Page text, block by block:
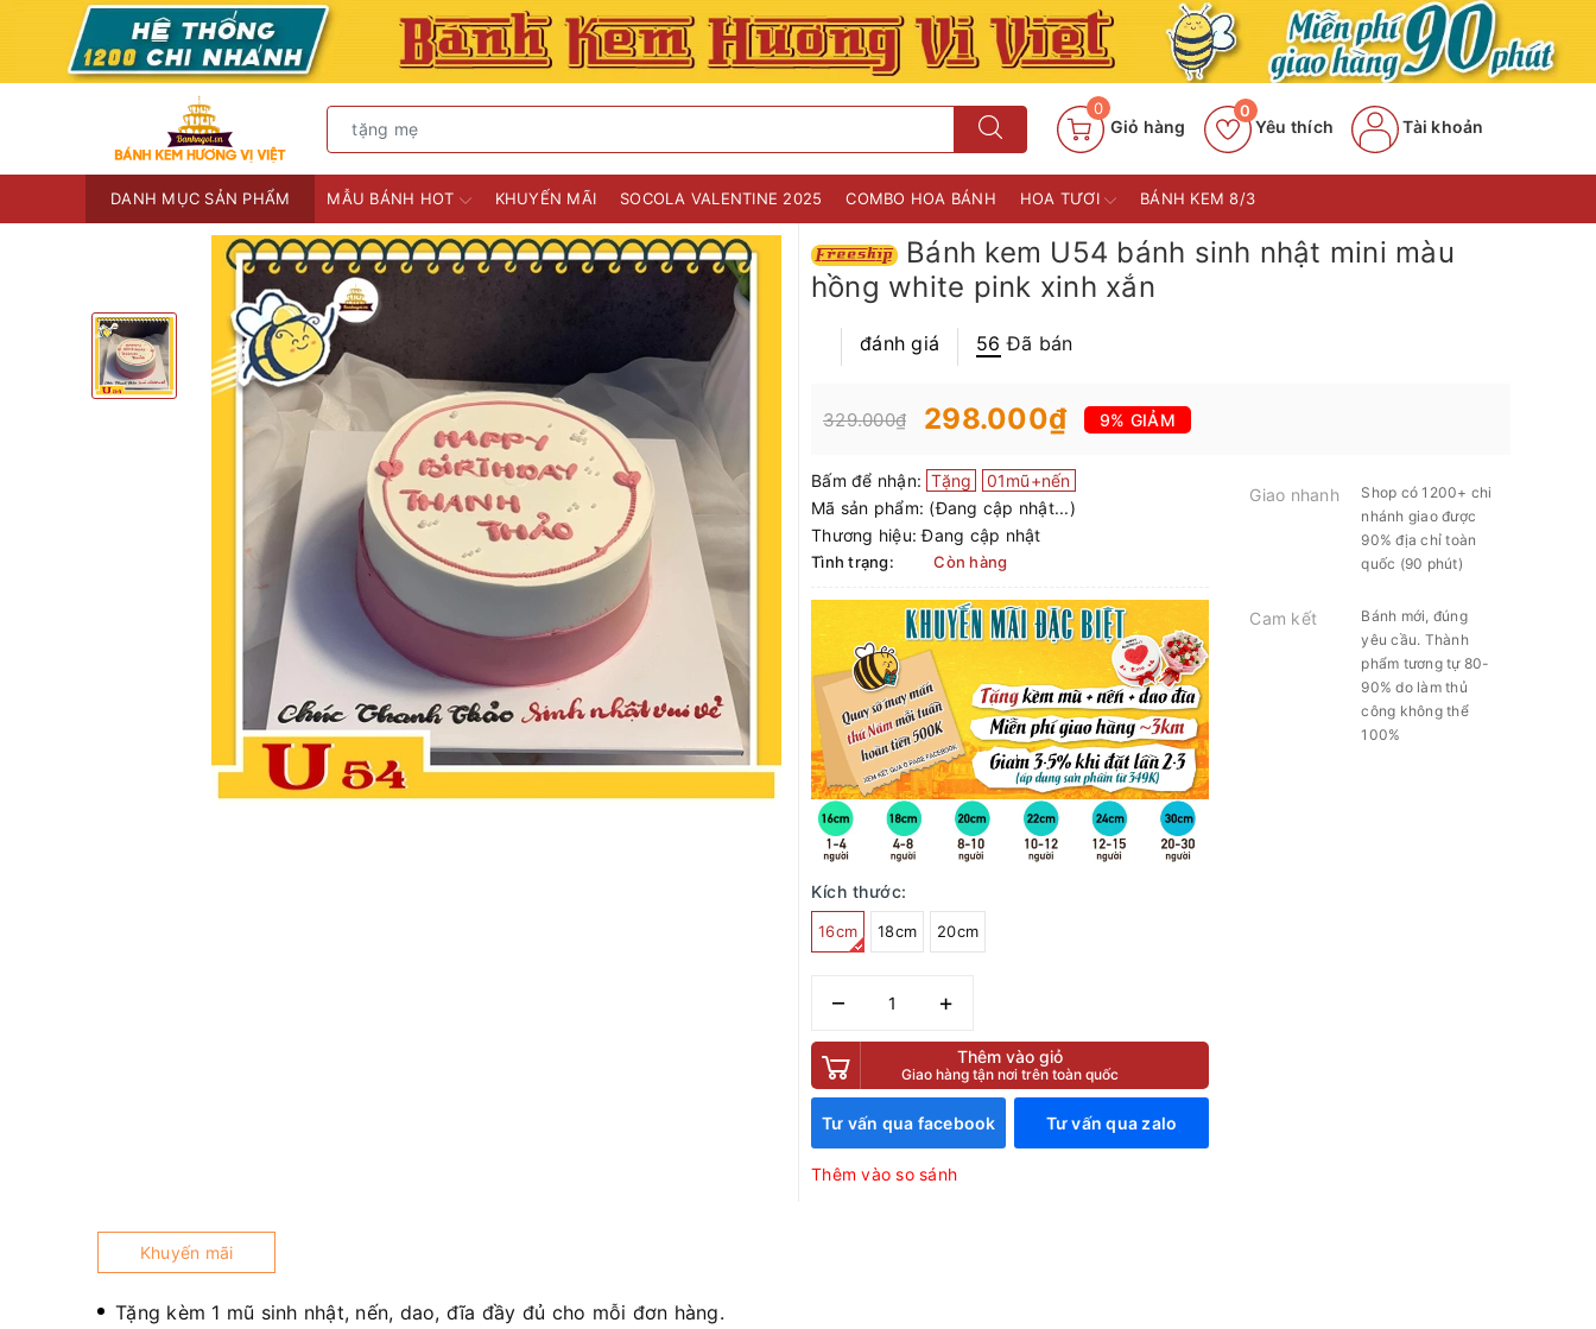
0
Giỏ hàng Yêu thích
0
Tài khoản
DANH MỤC SẢN PHẨM MẪU BÁNH HOT KHUYẾN MÃI SOCOLA VALENTINE 2025 COMBO HOA BÁNH HOA TƯƠI BÁNH KEM 8/3
Bánh kem U54 bánh sinh nhật mini màu
hồng white pink xinh xắn
đánh giá 56 Đã bán
329.000₫ 298.000₫ 9% GIẢM
Bấm để nhận: Tặng
01mũ+nến
Mã sản phẩm: (Đang cập nhật...)
Thương hiệu: Đang cập nhật
Tình trạng: Còn hàng
Kích thước:
16cm 18cm 20cm
– +
Thêm vào giỏ
Giao hàng tận nơi trên toàn quốc
Tư vấn qua facebook Tư vấn qua zalo
Thêm vào so sánh
Giao nhanh
Shop có 1200+ chi
nhánh giao được
90% địa chỉ toàn
quốc (90 phút)
Cam kết
Bánh mới, đúng
yêu cầu. Thành
phẩm tương tự 80-
90% do làm thủ
công không thể
100%
Khuyến mãi
Tặng kèm 1 mũ sinh nhật, nến, dao, đĩa đầy đủ cho mỗi đơn hàng.